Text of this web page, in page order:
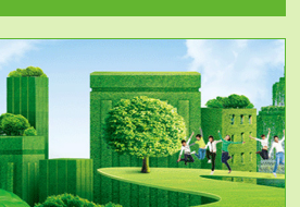
服务范围
废气处理工程